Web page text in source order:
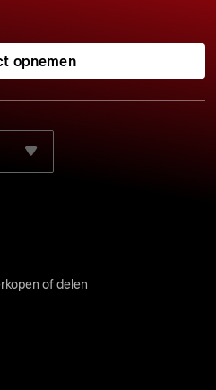
opnemen
of delen